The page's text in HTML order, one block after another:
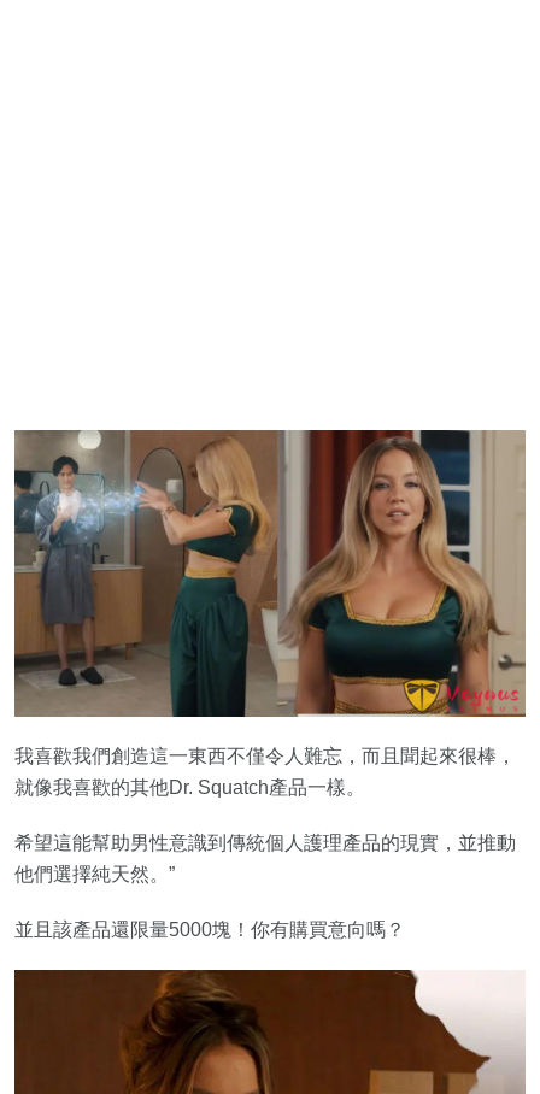
我喜歡我們創造這一東西不僅令人難忘，而且聞起來很棒，
就像我喜歡的其他Dr. Squatch產品一樣。
希望這能幫助男性意識到傳統個人護理產品的現實，並推動
他們選擇純天然。”
並且該產品還限量5000塊！你有購買意向嗎？